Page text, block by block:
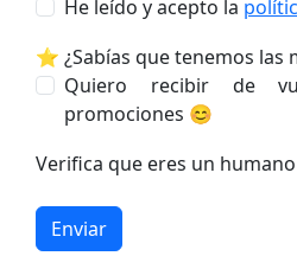
He leído y acepto la
⭐ ¿Sabías que tenemos las
Quiero recibir de
promociones 😊
Verifica que eres un humano
Enviar